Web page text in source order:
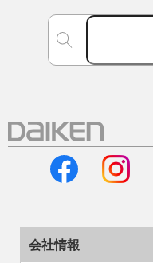
会社情報